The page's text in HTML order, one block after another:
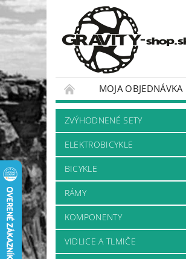
MOJA OBJEDNÁVKA
BICYKLE
RÁMY
ZVÝHODNENÉ SETY
ELEKTROBICYKLE
BICYKLE
RÁMY
KOMPONENTY
VIDLICE A TLMIČE